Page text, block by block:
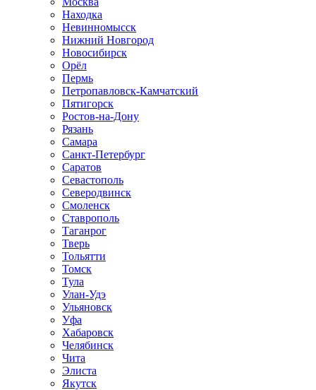
Находка
Невинномысск
Нижний Новгород
Новосибирск
Орёл
Пермь
Петропавловск-Камчатский
Пятигорск
Ростов-на-Дону
Рязань
Самара
Санкт-Петербург
Саратов
Севастополь
Северодвинск
Смоленск
Ставрополь
Таганрог
Тверь
Тольятти
Томск
Тула
Улан-Удэ
Ульяновск
Уфа
Хабаровск
Челябинск
Чита
Элиста
Якутск